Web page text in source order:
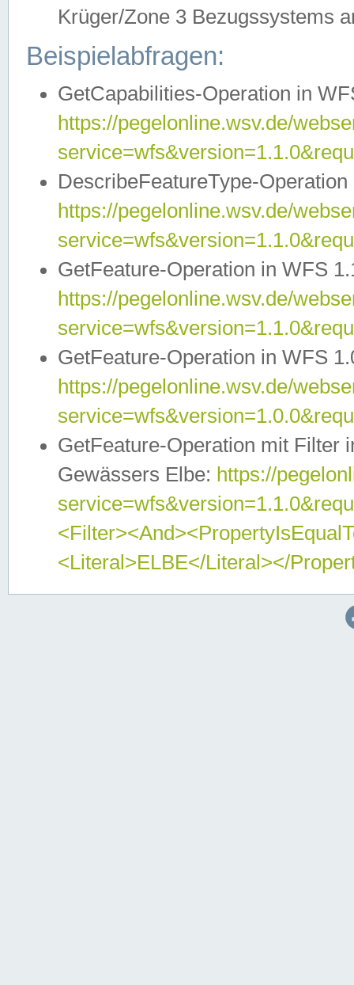
Krüger/Zone 3 Bezugssystems
Beispielabfragen:
GetCapabilities-Operation in
https://pegelonline.wsv.de/
DescribeFeatureType-
https://pegelonline.wsv.de/
GetFeature-Operation in WFS
https://pegelonline.wsv.de/
GetFeature-Operation in WFS
https://pegelonline.wsv.de/
GetFeature-Operation mit Filter
Gewässers Elbe: https://
<Literal>ELBE</Literal></